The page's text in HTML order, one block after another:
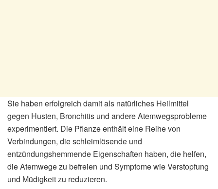
Sie haben erfolgreich damit als natürliches Heilmittel
gegen Husten, Bronchitis und andere Atemwegsprobleme
experimentiert. Die Pflanze enthält eine Reihe von
Verbindungen, die schleimlösende und
entzündungshemmende Eigenschaften haben, die helfen,
die Atemwege zu befreien und Symptome wie Verstopfung
und Müdigkeit zu reduzieren.